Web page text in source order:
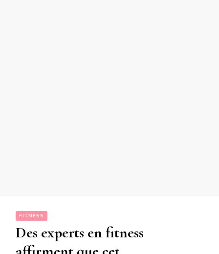
FITNESS
Des experts en fitness